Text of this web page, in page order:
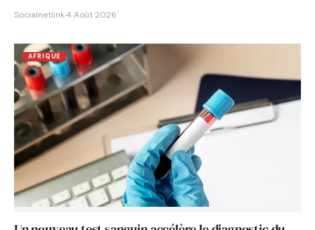
Socialnetlink·4 Août 2026
AFRIQUE